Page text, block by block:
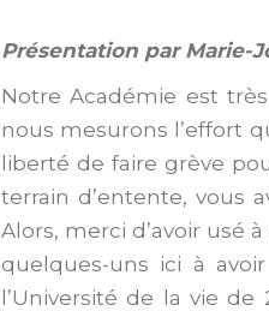
Présentation par Marie-
Notre Académie est
nous mesurons l’effort
liberté de faire grève
terrain d’entente, vous
Alors, merci d’avoir usé
quelques-uns ici à
l’Université de la vie